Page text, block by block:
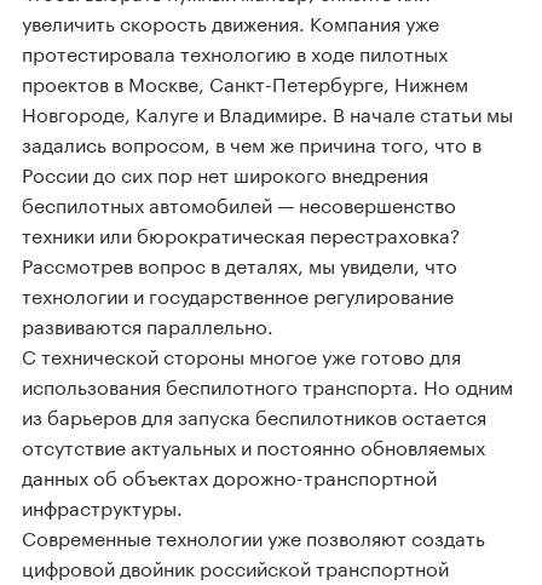
увеличить скорость движения. Компания уже
протестировала технологию в ходе пилотных
проектов в Москве, Санкт-Петербурге, Нижнем
Новгороде, Калуге и Владимире. В начале статьи мы
задались вопросом, в чем же причина того, что в
России до сих пор нет широкого внедрения
беспилотных автомобилей — несовершенство
техники или бюрократическая перестраховка?
Рассмотрев вопрос в деталях, мы увидели, что
технологии и государственное регулирование
развиваются параллельно.
С технической стороны многое уже готово для
использования беспилотного транспорта. Но одним
из барьеров для запуска беспилотников остается
отсутствие актуальных и постоянно обновляемых
данных об объектах дорожно-транспортной
инфраструктуры.
Современные технологии уже позволяют создать
цифровой двойник российской транспортной